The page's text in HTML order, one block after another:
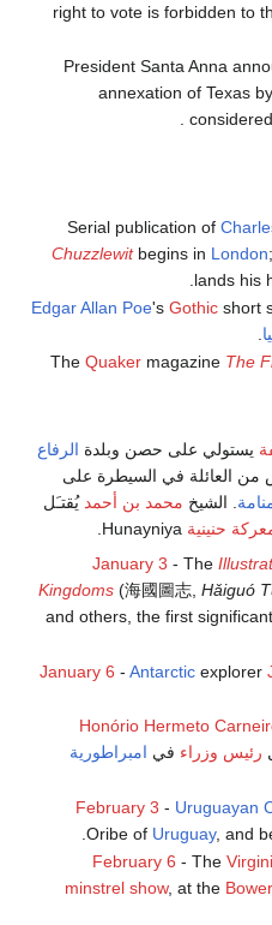
right to vote is forbidden to
- President Santa Anna
annexation of Texas
Serial publication of
Chuzzlewitbegins in London
lands his
Edgar Allan Poe'sGothic short
TheQuaker magazine The
يستولي على حصن وبلدة الرفاع
من العائلة في السيطرة على
. الشيخ محمد بن أحمديُقتـَل
حنينية
January 3 - The
Kingdoms(海國圖志, Hǎiguó
and others, the first
January 6 - Antarcticexplorer
Honório Hermeto
رئيس وزراء في امبراطورية
February 3 - Uruguayan
Oribe of Uruguay, and
February 6 - The
minstrel show, at the